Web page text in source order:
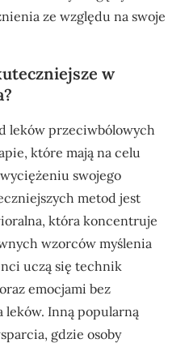
ze względu na swoje
w
leków przeciwbólowych
które mają na celu
swojego
metod jest
która koncentruje
wzorców myślenia
uczą się technik
emocjami bez
leków. Inną popularną
gdzie osoby